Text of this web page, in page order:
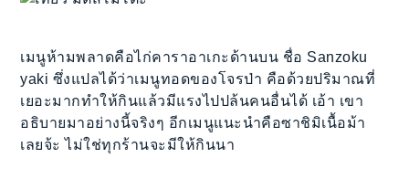
เมนูห้ามพลาดคือไก่คาราอาเกะด้านบน ชื่อ Sanzoku
yaki ซึ่งแปลได้ว่าเมนูทอดของโจรป่า คือด้วยปริมาณที่
เยอะมากทำให้กินแล้วมีแรงไปปล้นคนอื่นได้ เอ้า เขา
อธิบายมาอย่างนี้จริงๆ อีกเมนูแนะนำคือซาชิมิเนื้อม้า
เลยจ้ะ ไม่ใช่ทุกร้านจะมีให้กินนา